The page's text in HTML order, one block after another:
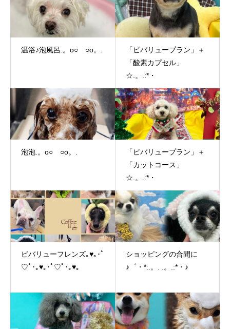
温浴♪泡風呂.。o○ ○o。.
「ビバリュープラン」＋
「酸素カプセル」
☆.。.:*・
泡泡.。o○ ○o。.
「ビバリュープラン」＋
「カットコース」
☆.。.:*・
ビバリューフレンズ｡♥｡･ﾟ
♡ﾟ･｡♥｡･ﾟ♡ﾟ･｡♥｡
ショッピングの合間に
♪゜・*:.。. .。.:*・♪